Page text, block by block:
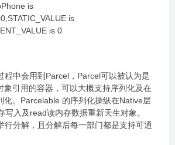
is
is
is 0
程中会用到Parcel，Parcel可以被认为是
象引用的容器，可以大概支持序列化及在
化。Parcelable 的序列化操纵在Native层
写入及read读内存数据重新天生对象。
行分解，且分解后每一部门都是支持可通